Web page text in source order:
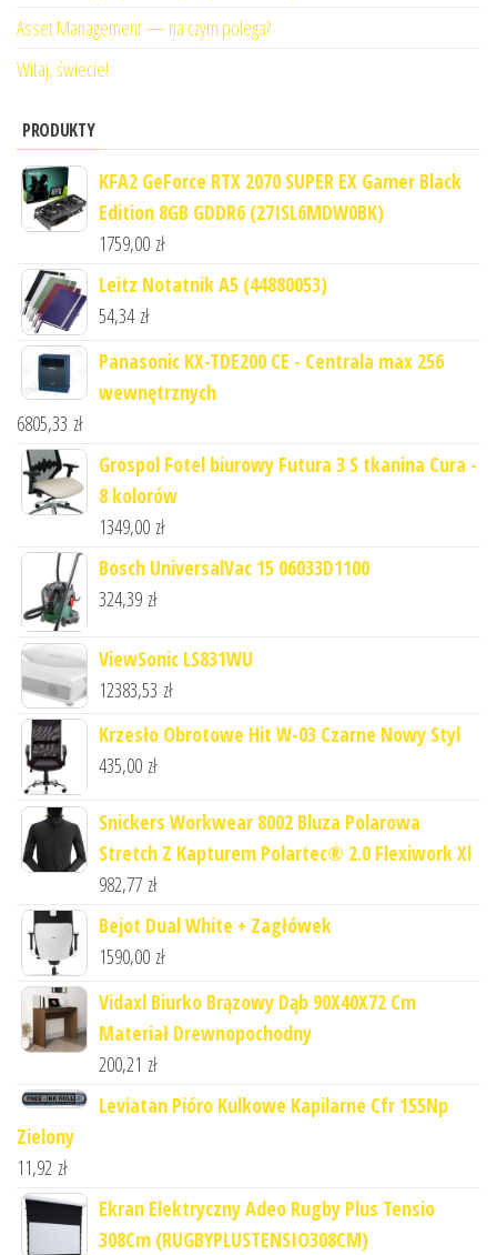
Asset Management — na czym polega?
Witaj, świecie!
PRODUKTY
KFA2 GeForce RTX 2070 SUPER EX Gamer Black
Edition 8GB GDDR6 (27ISL6MDW0BK)
1759,00 zł
Leitz Notatnik A5 (44880053)
54,34 zł
Panasonic KX-TDE200 CE - Centrala max 256
wewnętrznych
6805,33 zł
Grospol Fotel biurowy Futura 3 S tkanina Cura -
8 kolorów
1349,00 zł
Bosch UniversalVac 15 06033D1100
324,39 zł
ViewSonic LS831WU
12383,53 zł
Krzesło Obrotowe Hit W-03 Czarne Nowy Styl
435,00 zł
Snickers Workwear 8002 Bluza Polarowa
Stretch Z Kapturem Polartec® 2.0 Flexiwork Xl
982,77 zł
Bejot Dual White + Zagłówek
1590,00 zł
Vidaxl Biurko Brązowy Dąb 90X40X72 Cm
Materiał Drewnopochodny
200,21 zł
Leviatan Pióro Kulkowe Kapilarne Cfr 155Np
Zielony
11,92 zł
Ekran Elektryczny Adeo Rugby Plus Tensio
308Cm (RUGBYPLUSTENSIO308CM)